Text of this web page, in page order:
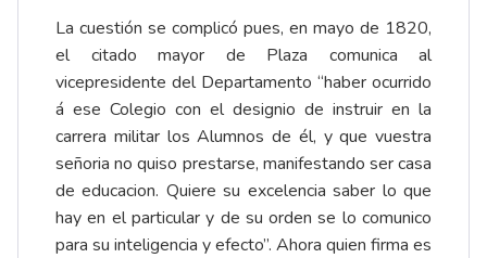
La cuestión se complicó pues, en mayo de 1820,
el citado mayor de Plaza comunica al
vicepresidente del Departamento “haber ocurrido
á ese Colegio con el designio de instruir en la
carrera militar los Alumnos de él, y que vuestra
señoria no quiso prestarse, manifestando ser casa
de educacion. Quiere su excelencia saber lo que
hay en el particular y de su orden se lo comunico
para su inteligencia y efecto”. Ahora quien firma es